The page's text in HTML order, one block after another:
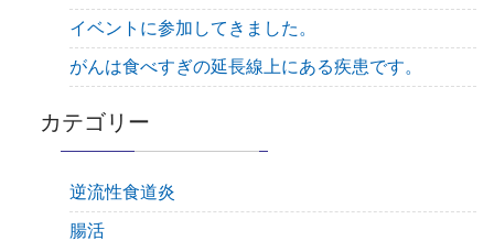
イベントに参加してきました。
がんは食べすぎの延長線上にある疾患です。
カテゴリー
逆流性食道炎
腸活